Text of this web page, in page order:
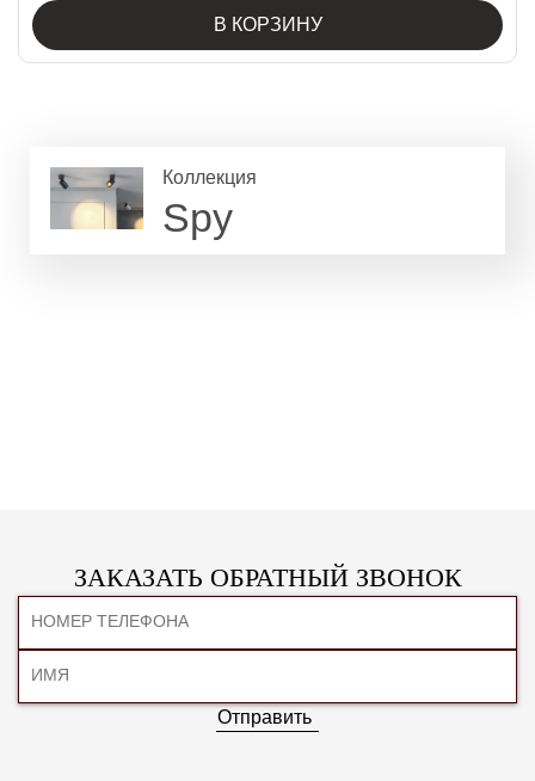
В КОРЗИНУ
Коллекция
Spy
ЗАКАЗАТЬ ОБРАТНЫЙ ЗВОНОК
Отправить